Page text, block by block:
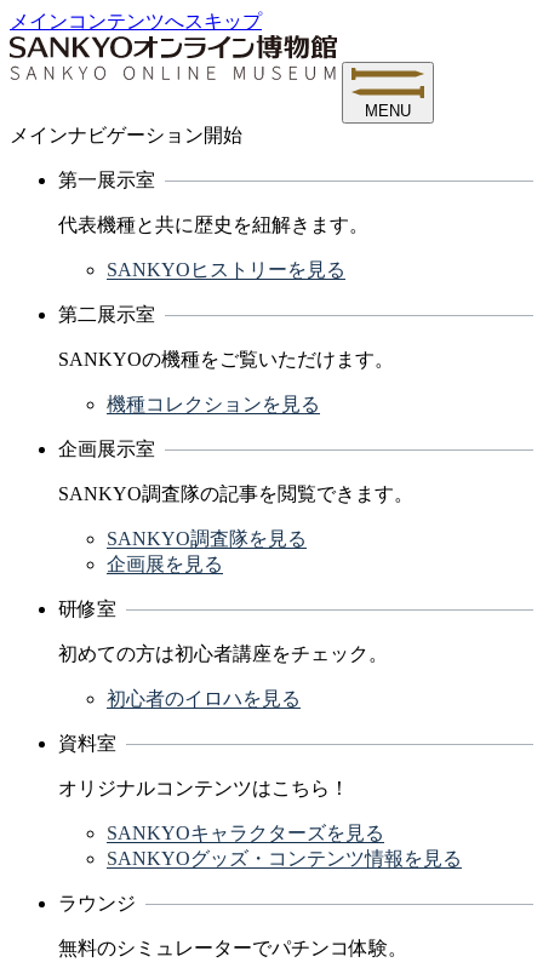
メインコンテンツへスキップ
MENU
メインナビゲーション開始
第一展示室
代表機種と共に歴史を紐解きます。
SANKYOヒストリーを見る
第二展示室
SANKYOの機種をご覧いただけます。
機種コレクションを見る
企画展示室
SANKYO調査隊の記事を閲覧できます。
SANKYO調査隊を見る
企画展を見る
研修室
初めての方は初心者講座をチェック。
初心者のイロハを見る
資料室
オリジナルコンテンツはこちら！
SANKYOキャラクターズを見る
SANKYOグッズ・コンテンツ情報を見る
ラウンジ
無料のシミュレーターでパチンコ体験。